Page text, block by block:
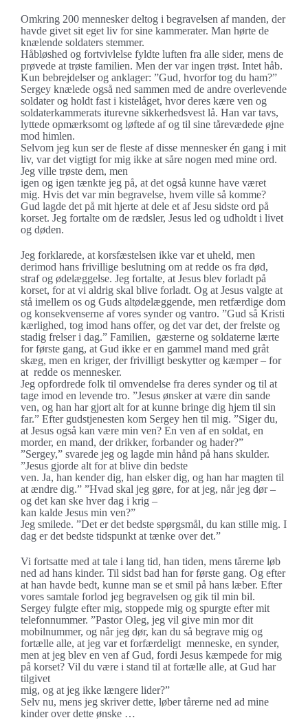
Omkring 200 mennesker deltog i begravelsen af manden, der
havde givet sit eget liv for sine kammerater. Man hørte de
knælende soldaters stemmer.
Håbløshed og fortvivlelse fyldte luften fra alle sider, mens de
prøvede at trøste familien. Men der var ingen trøst. Intet håb.
Kun bebrejdelser og anklager: ”Gud, hvorfor tog du ham?”
Sergey knælede også ned sammen med de andre overlevende
soldater og holdt fast i kistelåget, hvor deres kære ven og
soldaterkammerats iturevne sikkerhedsvest lå. Han var tavs,
lyttede opmærksomt og løftede af og til sine tårevædede øjne
mod himlen.
Selvom jeg kun ser de fleste af disse mennesker én gang i mit
liv, var det vigtigt for mig ikke at såre nogen med mine ord.
Jeg ville trøste dem, men
igen og igen tænkte jeg på, at det også kunne have været
mig. Hvis det var min begravelse, hvem ville så komme?
Gud lagde det på mit hjerte at dele et af Jesu sidste ord på
korset. Jeg fortalte om de rædsler, Jesus led og udholdt i livet
og døden.
Jeg forklarede, at korsfæstelsen ikke var et uheld, men
derimod hans frivillige beslutning om at redde os fra død,
straf og ødelæggelse. Jeg fortalte, at Jesus blev forladt på
korset, for at vi aldrig skal blive forladt. Og at Jesus valgte at
stå imellem os og Guds altødelæggende, men retfærdige dom
og konsekvenserne af vores synder og vantro. ”Gud så Kristi
kærlighed, tog imod hans offer, og det var det, der frelste og
stadig frelser i dag.” Familien, gæsterne og soldaterne lærte
for første gang, at Gud ikke er en gammel mand med gråt
skæg, men en kriger, der frivilligt beskytter og kæmper – for
at redde os mennesker.
Jeg opfordrede folk til omvendelse fra deres synder og til at
tage imod en levende tro. ”Jesus ønsker at være din sande
ven, og han har gjort alt for at kunne bringe dig hjem til sin
far.” Efter gudstjenesten kom Sergey hen til mig. ”Siger du,
at Jesus også kan være min ven? En ven af en soldat, en
morder, en mand, der drikker, forbander og hader?”
”Sergey,” svarede jeg og lagde min hånd på hans skulder.
”Jesus gjorde alt for at blive din bedste
ven. Ja, han kender dig, han elsker dig, og han har magten til
at ændre dig.” ”Hvad skal jeg gøre, for at jeg, når jeg dør –
og det kan ske hver dag i krig –
kan kalde Jesus min ven?”
Jeg smilede. ”Det er det bedste spørgsmål, du kan stille mig. I
dag er det bedste tidspunkt at tænke over det.”
Vi fortsatte med at tale i lang tid, han tiden, mens tårerne løb
ned ad hans kinder. Til sidst bad han for første gang. Og efter
at han havde bedt, kunne man se et smil på hans læber. Efter
vores samtale forlod jeg begravelsen og gik til min bil.
Sergey fulgte efter mig, stoppede mig og spurgte efter mit
telefonnummer. ”Pastor Oleg, jeg vil give min mor dit
mobilnummer, og når jeg dør, kan du så begrave mig og
fortælle alle, at jeg var et forfærdeligt menneske, en synder,
men at jeg blev en ven af Gud, fordi Jesus kæmpede for mig
på korset? Vil du være i stand til at fortælle alle, at Gud har
tilgivet
mig, og at jeg ikke længere lider?”
Selv nu, mens jeg skriver dette, løber tårerne ned ad mine
kinder over dette ønske …